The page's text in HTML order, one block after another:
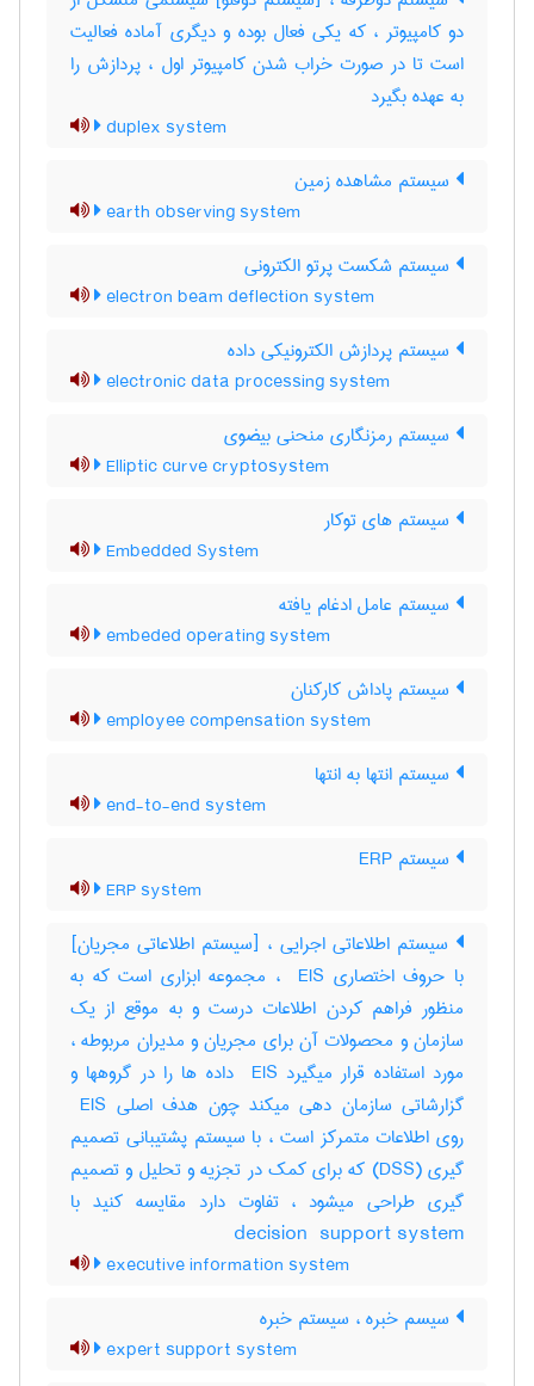
دو کامپیوتر ، که یکی فعال بوده و دیگری آماده فعالیت
است تا در صورت خراب شدن کامپیوتر اول ، پردازش را
به عهده بگیرد
duplex system
سیستم مشاهده زمین
earth observing system
سیستم شکست پرتو الکترونی
electron beam deflection system
سیستم پردازش الکترونیکی داده
electronic data processing system
سیستم رمزنگاری منحنی بیضوی
Elliptic curve cryptosystem
سیستم های توکار
Embedded System
سیستم عامل ادغام یافته
embeded operating system
سیستم پاداش کارکنان
employee compensation system
سیستم انتها به انتها
end-to-end system
سیستم ERP
ERP system
سیستم اطلاعاتی اجرایی ، [سیستم اطلاعاتی مجریان]
با حروف اختصاری ‎ EIS ، مجموعه ابزاری است که به
منظور فراهم کردن اطلاعات درست و به موقع از یک
سازمان و محصولات آن برای مجریان و مدیران مربوطه ،
مورد استفاده قرار میگیرد ‎ EIS داده ها را در گروهها و
گزارشاتی سازمان دهی میکند چون هدف اصلی ‎ EIS
روی اطلاعات متمرکز است ، با سیستم پشتیبانی تصمیم
گیری (‎DSS) که برای کمک در تجزیه و تحلیل و تصمیم
گیری طراحی میشود ، تفاوت دارد مقایسه کنید با
‎decision ‎ support system
executive information system
سیسم خبره ، سیستم خبره
expert support system